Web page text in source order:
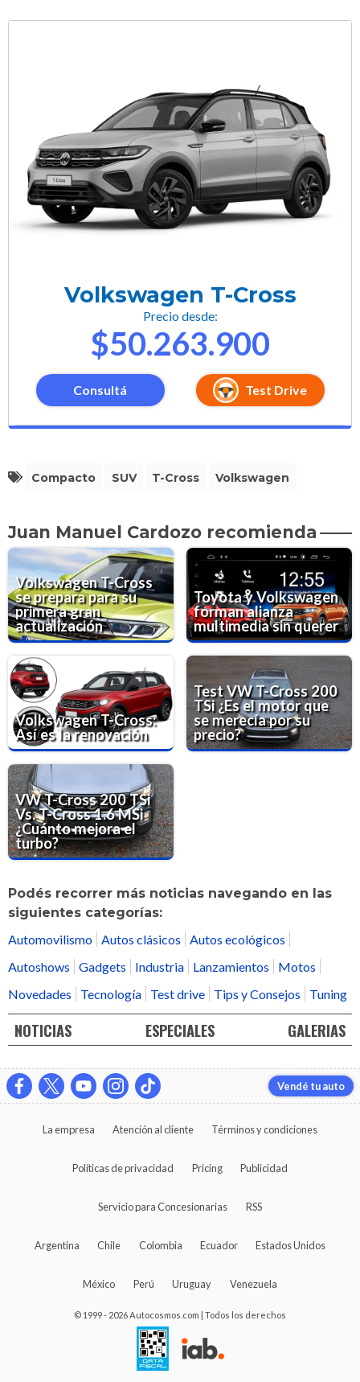
Volkswagen T-Cross
Precio desde:
$50.263.900
Consultá Test Drive
Compacto SUV T-Cross Volkswagen
Juan Manuel Cardozo recomienda
Volkswagen T-Cross
se prepara para su
primera gran
actualización
Toyota y Volkswagen
forman alianza
multimedia sin querer
Volkswagen T-Cross:
Así es la renovación
Test VW T-Cross 200
TSi ¿Es el motor que
se merecía por su
precio?
VW T-Cross 200 TSi
Vs. T-Cross 1.6 MSi
¿Cuánto mejora el
turbo?
Podés recorrer más noticias navegando en las
siguientes categorías:
Automovilismo Autos clásicos
Autos ecológicos
Autoshows
Gadgets Industria Lanzamientos
Motos
Novedades
Tecnología Test drive Tips y Consejos Tuning
NOTICIAS ESPECIALES GALERIAS
Vendé tu auto
La empresa Atención al cliente Términos y condiciones
Políticas de privacidad Pricing Publicidad
Servicio para Concesionarias RSS
Argentina Chile Colombia Ecuador Estados Unidos
México Perú Uruguay Venezuela
© 1999 - 2026 Autocosmos.com | Todos los derechos